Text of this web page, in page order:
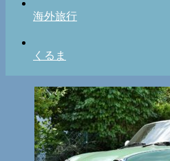
海外旅行
くるま